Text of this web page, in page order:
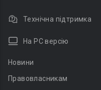
Технічна підтримка
На PC версію
Новини
Правовласникам